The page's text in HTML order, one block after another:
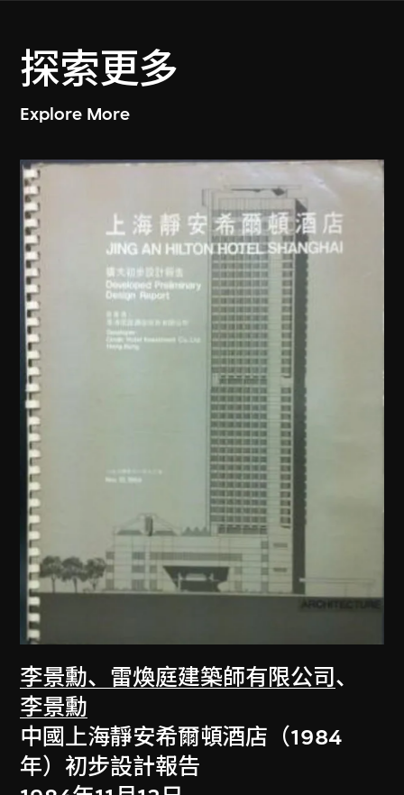
探索更多
Explore More
李景勳、雷煥庭建築師有限公司 、
李景勳
中國上海靜安希爾頓酒店（1984
年）初步設計報告